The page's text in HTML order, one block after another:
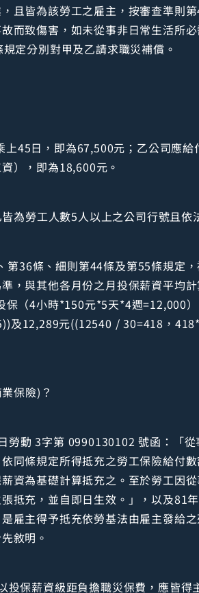
且皆為該勞工之雇主，按審查準則
而致傷害，如未從事非日常生活所
定分別對甲及乙請求職災補償。
45日，即為67,500元；乙公司應
），即為18,600元。
為勞工人數5人以上之公司行號且依
36條、細則第44條及第55條規定
，與其他各月份之月投保薪資平均
（4小時*150元*5天*4週=12,000
12,289元((12540 / 30=418，
保險)？
勞動 3字第 0990130102 號函：「
同條規定所得抵充之勞工保險給付
資為基礎計算抵充之。至於勞工因
抵充，並自即日生效。」，以及81
雇主得予抵充依勞基法由雇主發給
敘明。
保薪資級距負擔職災保費，應皆